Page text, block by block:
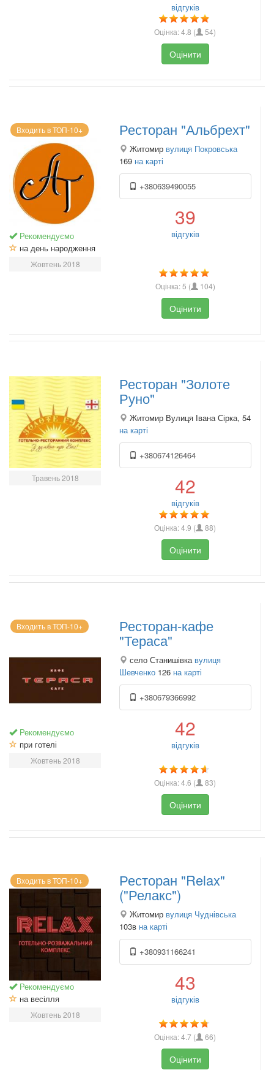
відгуків
Оцінка:4.8 ( 54)
Оцінити
Входить в ТОП-10+
Рекомендуємо
на день народження
Жовтень 2018
Ресторан "Альбрехт"
Житомир вулиця Покровська
169 на карті
+380639490055
39
відгуків
Оцінка:5 ( 104)
Оцінити
Травень 2018
Ресторан "Золоте
Руно"
Житомир Вулиця Івана Сірка, 54
на карті
+380674126464
42
відгуків
Оцінка:4.9 ( 88)
Оцінити
Входить в ТОП-10+
Рекомендуємо
при готелі
Жовтень 2018
Ресторан-кафе
"Тераса"
село Станишівка вулиця
Шевченко 126 на карті
+380679366992
42
відгуків
Оцінка:4.6 ( 83)
Оцінити
Входить в ТОП-10+
Рекомендуємо
на весілля
Жовтень 2018
Ресторан "Relax"
("Релакс")
Житомир вулиця Чуднівська
103в на карті
+380931166241
43
відгуків
Оцінка:4.7 ( 66)
Оцінити